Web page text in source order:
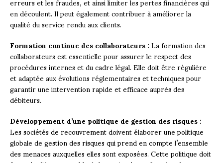
en découlent. Il peut également contribuer à améliorer la
qualité du service rendu aux clients.
Formation continue des collaborateurs :La formation des
collaborateurs est essentielle pour assurer le respect des
procédures internes et du cadre légal. Elle doit être régulière
et adaptée aux évolutions réglementaires et techniques pour
garantir une intervention rapide et efficace auprès des
débiteurs.
Développement d’une politique de gestion des risques :
Les sociétés de recouvrement doivent élaborer une politique
globale de gestion des risques qui prend en compte l’ensemble
des menaces auxquelles elles sont exposées. Cette politique doit